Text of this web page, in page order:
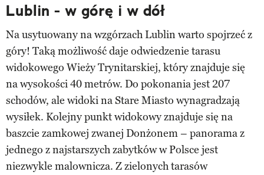
Lublin - w górę i w dół
Na usytuowany na wzgórzach Lublin warto spojrzeć z
góry! Taką możliwość daje odwiedzenie tarasu
widokowego Wieży Trynitarskiej, który znajduje się
na wysokości 40 metrów. Do pokonania jest 207
schodów, ale widoki na Stare Miasto wynagradzają
wysiłek. Kolejny punkt widokowy znajduje się na
baszcie zamkowej zwanej Donżonem – panorama z
jednego z najstarszych zabytków w Polsce jest
niezwykle malownicza. Z zielonych tarasów